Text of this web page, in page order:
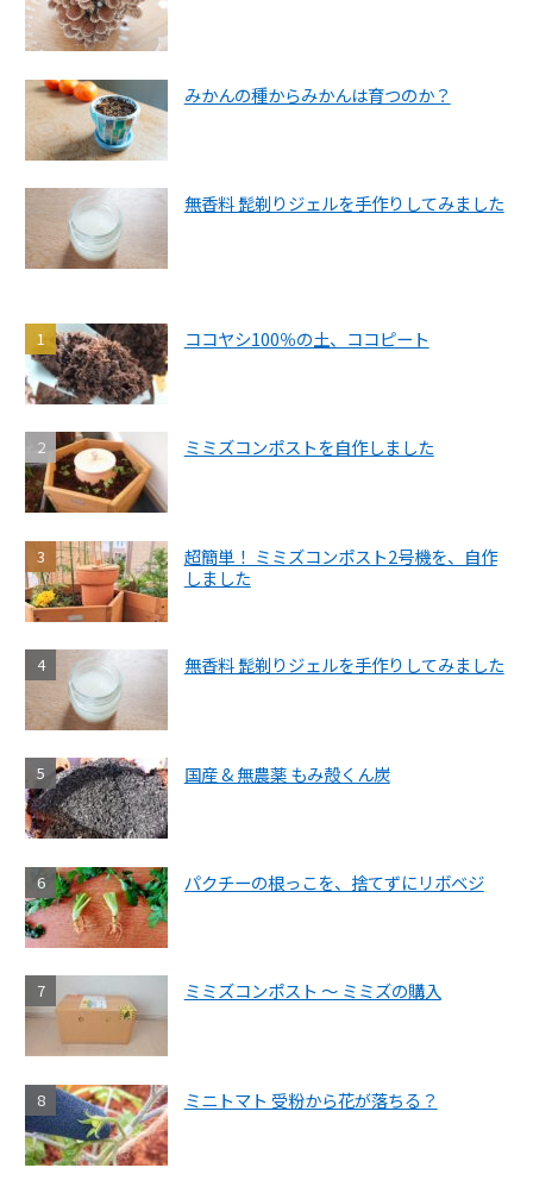
みかんの種からみかんは育つのか？
無香料 髭剃りジェルを手作りしてみました
ココヤシ100％の土、ココピート
ミミズコンポストを自作しました
超簡単！ ミミズコンポスト2号機を、自作
しました
無香料 髭剃りジェルを手作りしてみました
国産 & 無農薬 もみ殻くん炭
パクチーの根っこを、捨てずにリボベジ
ミミズコンポスト ～ ミミズの購入
ミニトマト 受粉から花が落ちる？